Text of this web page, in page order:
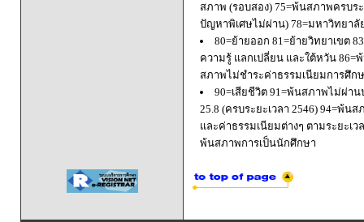
สภาพ (รอบสอง) 75=พ้นสภาพครบ
ปัญหาพิเศษไม่ผ่าน) 78=มหาวิทยา
80=ย้ายออก 81=ย้ายวิทยาเขต
ความรู้ แลกเปลี่ยน และใต้หวัน
สภาพไม่ชำระค่าธรรมเนียมการศึก
90=เสียชีวิต 91=พ้นสภาพไม่ผ่า
25.8 (ครบระยะเวลา 2546) 94=พ้
และค่าธรรมเนียมต่างๆ ตามระยะเ
พ้นสภาพการเป็นนักศึกษา